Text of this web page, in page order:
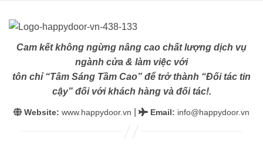
Cam kết không ngừng nâng cao chất lượng dịch vụ
ngành cửa & làm việc với
tôn chỉ “Tâm Sáng Tầm Cao” để trở thành “Đối tác tin
cậy” đối với khách hàng và đối tác!.
Website: www.happydoor.vn Email: info@happydoor.vn